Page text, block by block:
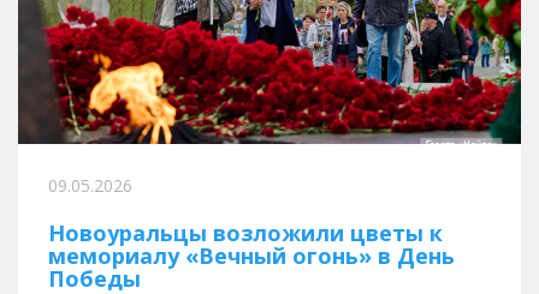
09.05.2026
Новоуральцы возложили цветы к
мемориалу «Вечный огонь» в День
Победы